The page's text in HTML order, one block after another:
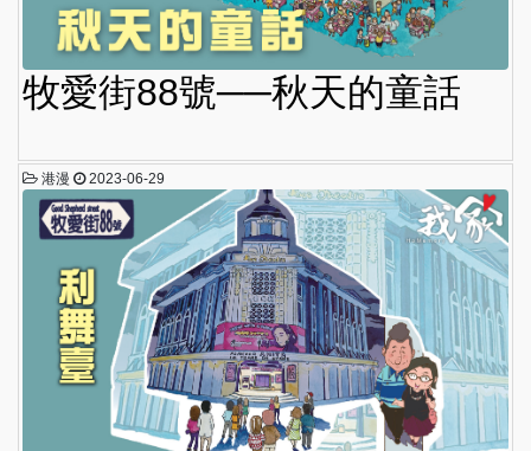
牧愛街88號──秋天的童話
港漫 2023-06-29